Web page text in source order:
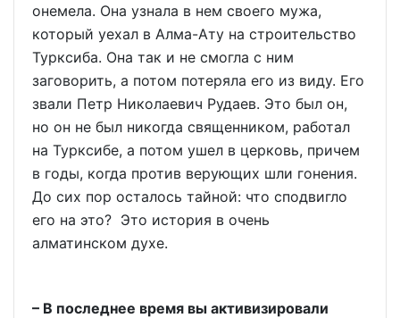
онемела. Она узнала в нем своего мужа,
который уехал в Алма-Ату на строительство
Турксиба. Она так и не смогла с ним
заговорить, а потом потеряла его из виду. Его
звали Петр Николаевич Рудаев. Это был он,
но он не был никогда священником, работал
на Турксибе, а потом ушел в церковь, причем
в годы, когда против верующих шли гонения.
До сих пор осталось тайной: что сподвигло
его на это? Это история в очень
алматинском духе.
– В последнее время вы активизировали